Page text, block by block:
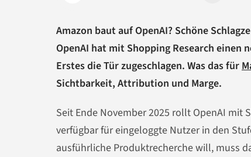
Amazon baut auf OpenAI? Schöne
OpenAI hat mit Shopping Research einen
Erstes die Tür zugeschlagen. Was das für
Sichtbarkeit, Attribution und Marge.
Seit Ende November 2025 rollt OpenAI mit
verfügbar für eingeloggte Nutzer in den
ausführliche Produktrecherche will, muss